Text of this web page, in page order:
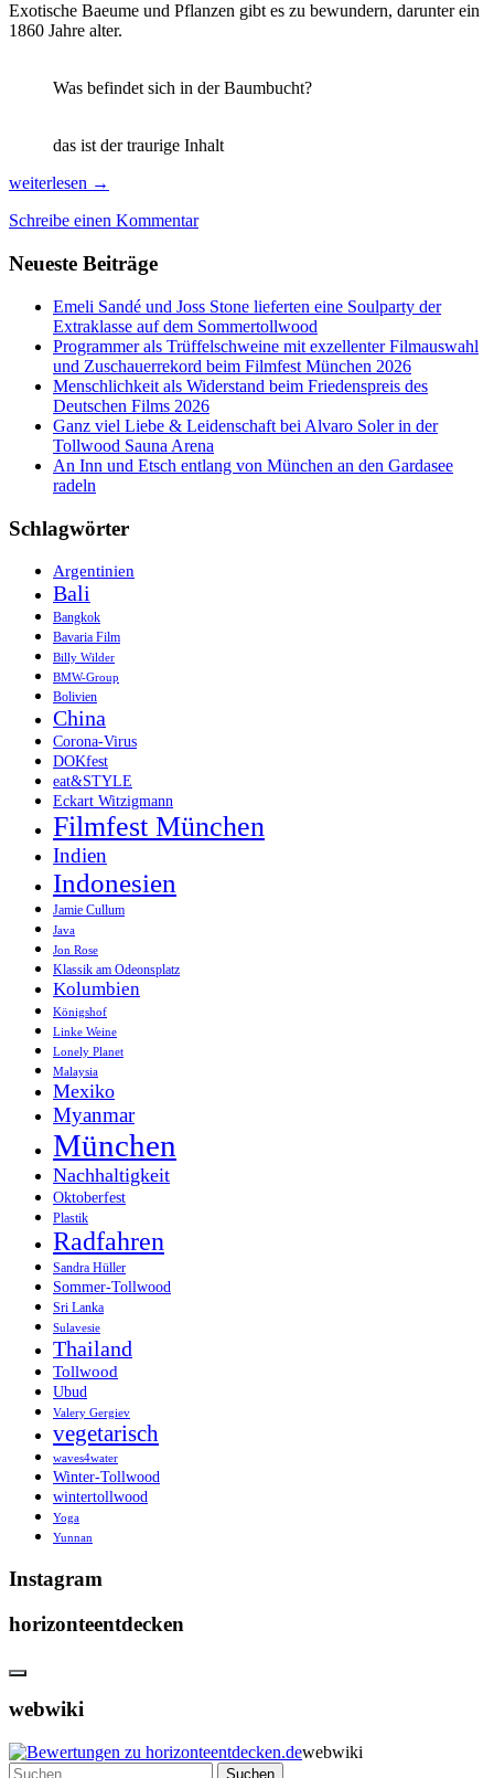
Exotische Baeume und Pflanzen gibt es zu bewundern, darunter ein
1860 Jahre alter.
Was befindet sich in der Baumbucht?
das ist der traurige Inhalt
Indonesien
1:
für
weiterlesen →
Schreibe einen Kommentar
Neueste Beiträge
Emeli Sandé und Joss Stone lieferten eine Soulparty der
Extraklasse auf dem Sommertollwood
Programmer als Trüffelschweine mit exzellenter Filmauswahl
und Zuschauerrekord beim Filmfest München 2026
Menschlichkeit als Widerstand beim Friedenspreis des
Deutschen Films 2026
Ganz viel Liebe & Leidenschaft bei Alvaro Soler in der
Tollwood Sauna Arena
An Inn und Etsch entlang von München an den Gardasee
radeln
Schlagwörter
Argentinien
Bali
Bangkok
Bavaria Film
Billy Wilder
BMW-Group
Bolivien
China
Corona-Virus
DOKfest
eat&STYLE
Eckart Witzigmann
Filmfest München
Indien
Indonesien
Jamie Cullum
Java
Jon Rose
Klassik am Odeonsplatz
Kolumbien
Königshof
Linke Weine
Lonely Planet
Malaysia
Mexiko
Myanmar
München
Nachhaltigkeit
Oktoberfest
Plastik
Radfahren
Sandra Hüller
Sommer-Tollwood
Sri Lanka
Sulavesie
Thailand
Tollwood
Ubud
Valery Gergiev
vegetarisch
waves4water
Winter-Tollwood
wintertollwood
Yoga
Yunnan
Instagram
horizonteentdecken
webwiki
webwiki
Suchen